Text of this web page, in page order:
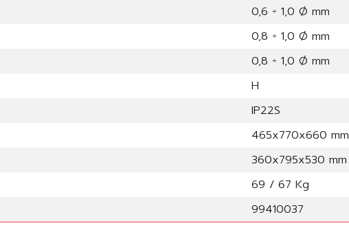
0,6 ÷ 1,0 Ø mm
0,8 ÷ 1,0 Ø mm
0,8 ÷ 1,0 Ø mm
H
IP22S
465x770x660 mm
360x795x530 mm
69 / 67 Kg
99410037